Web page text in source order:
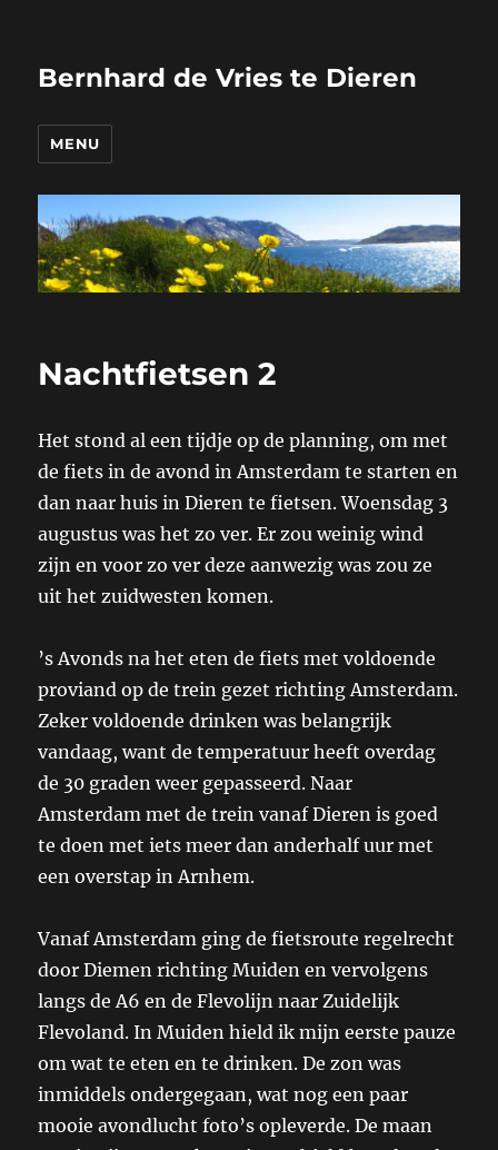
Bernhard de Vries te Dieren
MENU
Nachtfietsen 2
Het stond al een tijdje op de planning, om met
de fiets in de avond in Amsterdam te starten en
dan naar huis in Dieren te fietsen. Woensdag 3
augustus was het zo ver. Er zou weinig wind
zijn en voor zo ver deze aanwezig was zou ze
uit het zuidwesten komen.
’s Avonds na het eten de fiets met voldoende
proviand op de trein gezet richting Amsterdam.
Zeker voldoende drinken was belangrijk
vandaag, want de temperatuur heeft overdag
de 30 graden weer gepasseerd. Naar
Amsterdam met de trein vanaf Dieren is goed
te doen met iets meer dan anderhalf uur met
een overstap in Arnhem.
Vanaf Amsterdam ging de fietsroute regelrecht
door Diemen richting Muiden en vervolgens
langs de A6 en de Flevolijn naar Zuidelijk
Flevoland. In Muiden hield ik mijn eerste pauze
om wat te eten en te drinken. De zon was
inmiddels ondergegaan, wat nog een paar
mooie avondlucht foto’s opleverde. De maan